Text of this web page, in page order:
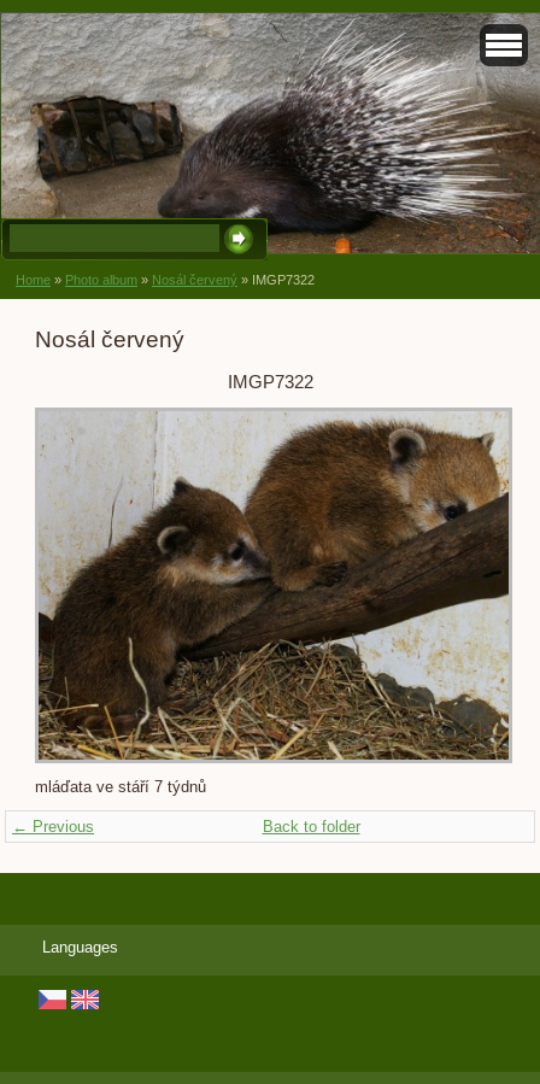
Home » Photo album » Nosál červený » IMGP7322
Nosál červený
IMGP7322
mláďata ve stáří 7 týdnů
← Previous Back to folder
Languages